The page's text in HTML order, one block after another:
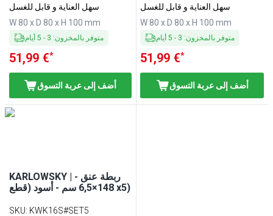
سهل العناية و قابل للغسل
W 80 x D 80 x H 100 mm
متوفر بالمخزون:
3
-
5 أيام
51,99 €*
أضف إلى عربة التسوق
سهل العناية و قابل للغسل
W 80 x D 80 x H 100 mm
متوفر بالمخزون:
3
-
5 أيام
51,99 €*
أضف إلى عربة التسوق
KARLOWSKY | ربطة عنق -
148×6,5 سم - أسود (قطع x5)
SKU: KWK16S#SET5